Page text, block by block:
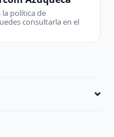
política de
consultarla en el